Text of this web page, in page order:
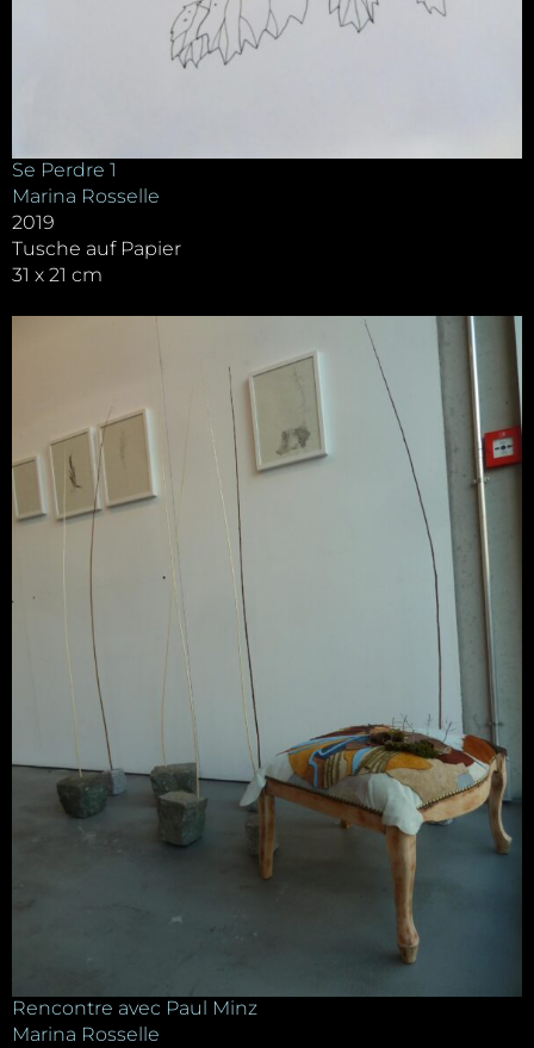
Se Perdre 1
Marina Rosselle
2019
Tusche auf Papier
31 x 21 cm
Rencontre avec Paul Minz
Marina Rosselle